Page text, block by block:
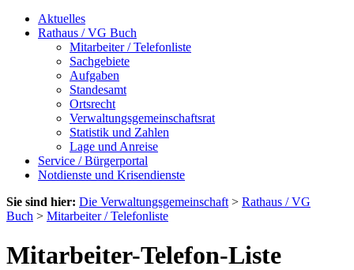
Aktuelles
Rathaus / VG Buch
Mitarbeiter / Telefonliste
Sachgebiete
Aufgaben
Standesamt
Ortsrecht
Verwaltungsgemeinschaftsrat
Statistik und Zahlen
Lage und Anreise
Service / Bürgerportal
Notdienste und Krisendienste
Sie sind hier: Die Verwaltungsgemeinschaft > Rathaus / VG
Buch > Mitarbeiter / Telefonliste
Mitarbeiter-Telefon-Liste